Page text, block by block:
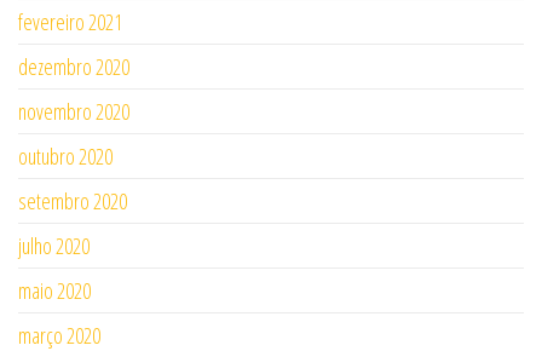
fevereiro 2021
dezembro 2020
novembro 2020
outubro 2020
setembro 2020
julho 2020
maio 2020
março 2020